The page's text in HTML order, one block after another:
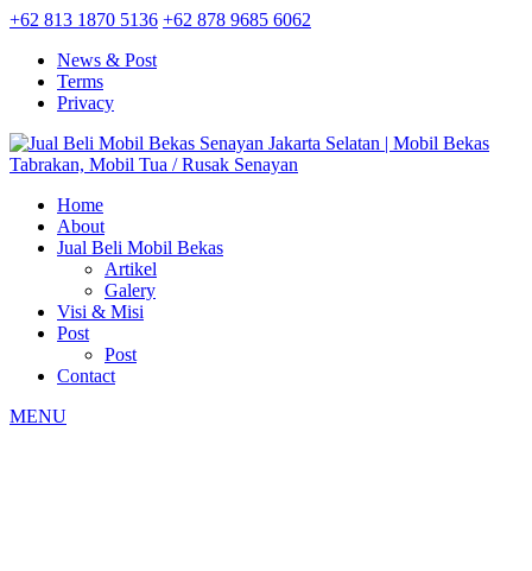
+62 813 1870 5136 +62 878 9685 6062
News & Post
Terms
Privacy
Home
About
Jual Beli Mobil Bekas
Artikel
Galery
Visi & Misi
Post
Post
Contact
MENU